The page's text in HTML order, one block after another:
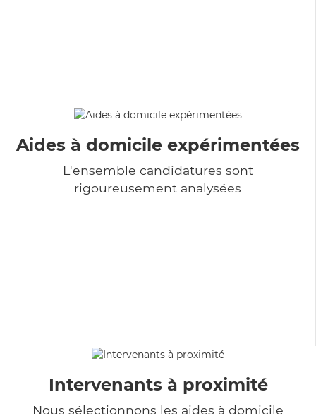
Aides à domicile expérimentées
L'ensemble candidatures sont
rigoureusement analysées
Intervenants à proximité
Nous sélectionnons les aides à domicile